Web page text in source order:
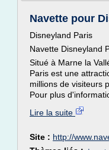
Navette pour
Disneyland Paris
Navette Disneyland
Situé à Marne la
Paris est une
millions de visiteurs
Pour plus
Lire la suite
Site : http://